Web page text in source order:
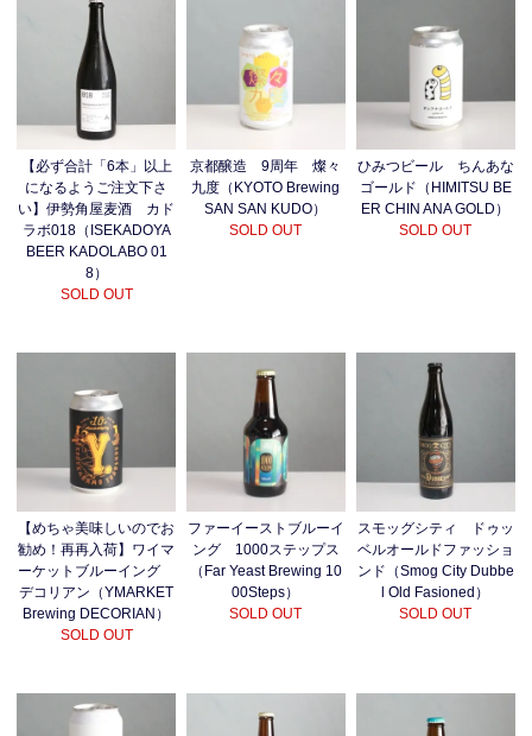
【必ず合計「6本」以上
になるようご注文下さ
い】伊勢角屋麦酒 カド
ラボ018（ISEKADOYA
BEER KADOLABO 01
8）
SOLD OUT
京都醸造 9周年 燦々
九度（KYOTO Brewing
SAN SAN KUDO）
SOLD OUT
ひみつビール ちんあな
ゴールド（HIMITSU BE
ER CHIN ANA GOLD）
SOLD OUT
【めちゃ美味しいのでお
勧め！再再入荷】ワイマ
ーケットブルーイング
デコリアン（YMARKET
Brewing DECORIAN）
SOLD OUT
ファーイーストブルーイ
ング 1000ステップス
（Far Yeast Brewing 10
00Steps）
SOLD OUT
スモッグシティ ドゥッ
ベルオールドファッショ
ンド（Smog City Dubbe
l Old Fasioned）
SOLD OUT